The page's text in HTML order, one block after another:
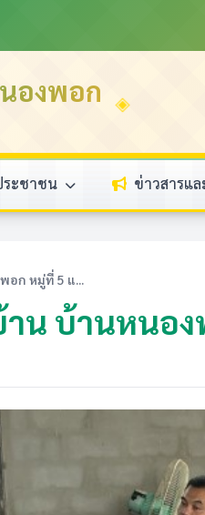
องพอก
ระชาชน ข่าวสารแล
อก หมู่ที่ 5 แ...
น บ้านหนอ